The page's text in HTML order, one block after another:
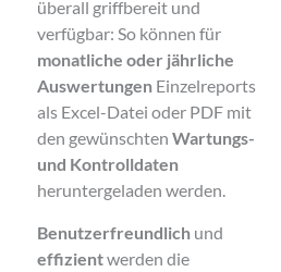
überall griffbereit und
verfügbar: So können für
monatliche oder jährliche
Auswertungen Einzelreports
als Excel-Datei oder PDF mit
den gewünschten Wartungs-
und Kontrolldaten
heruntergeladen werden.
Benutzerfreundlich und
effizientwerden die